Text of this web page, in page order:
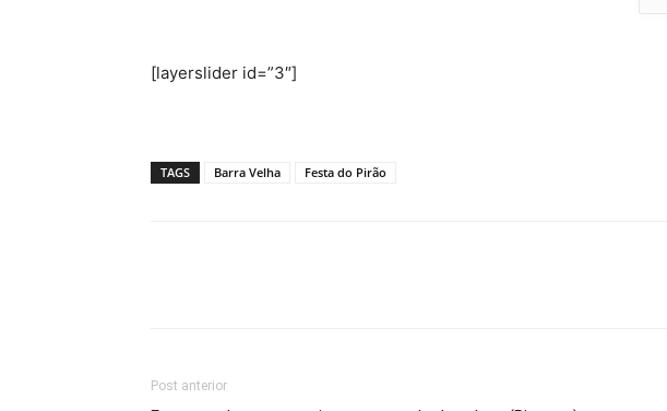
[layerslider id=”3″]
TAGS Barra Velha Festa do Pirão
Post anterior